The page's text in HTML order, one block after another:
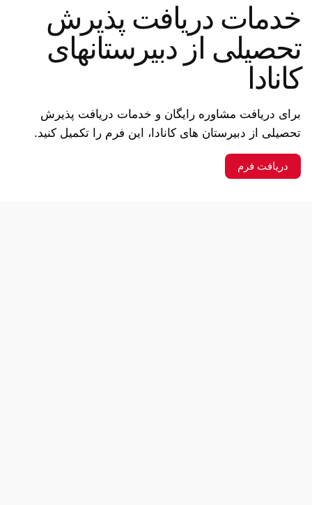
خدمات دریافت پذیرش
تحصیلی از دبیرستانهای
کانادا
برای دریافت مشاوره رایگان و خدمات دریافت پذیرش
تحصیلی از دبیرستان های کانادا، این فرم را تکمیل کنید.
دریافت فرم